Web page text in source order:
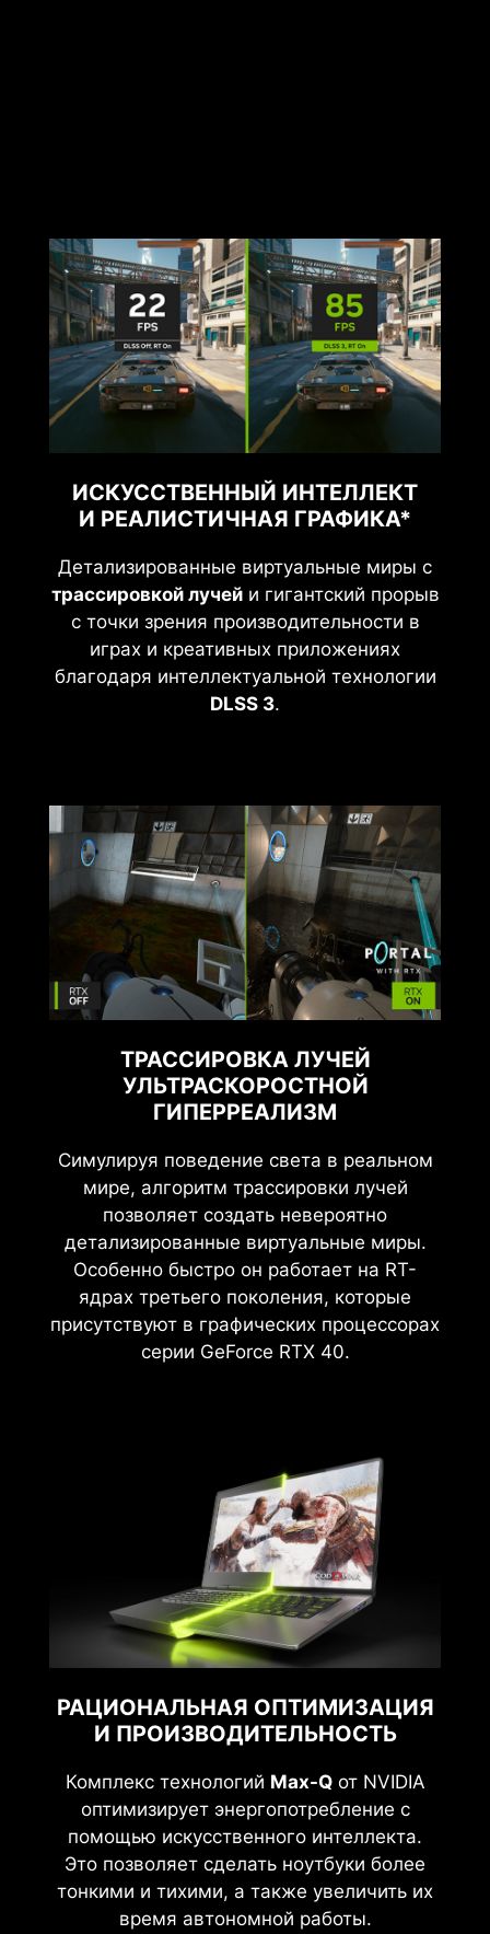
ИСКУССТВЕННЫЙ ИНТЕЛЛЕКТ
И РЕАЛИСТИЧНАЯ ГРАФИКА*
Детализированные виртуальные миры с
трассировкой лучейи гигантский прорыв
с точки зрения производительности в
играх и креативных приложениях
благодаря интеллектуальной технологии
DLSS 3.
ТРАССИРОВКА ЛУЧЕЙ
УЛЬТРАСКОРОСТНОЙ
ГИПЕРРЕАЛИЗМ
Симулируя поведение света в реальном
мире, алгоритм трассировки лучей
позволяет создать невероятно
детализированные виртуальные миры.
Особенно быстро он работает на RT-
ядрах третьего поколения, которые
присутствуют в графических процессорах
серии GeForce RTX 40.
РАЦИОНАЛЬНАЯ ОПТИМИЗАЦИЯ
И ПРОИЗВОДИТЕЛЬНОСТЬ
Комплекс технологий Max-Qот NVIDIA
оптимизирует энергопотребление с
помощью искусственного интеллекта.
Это позволяет сделать ноутбуки более
тонкими и тихими, а также увеличить их
время автономной работы.